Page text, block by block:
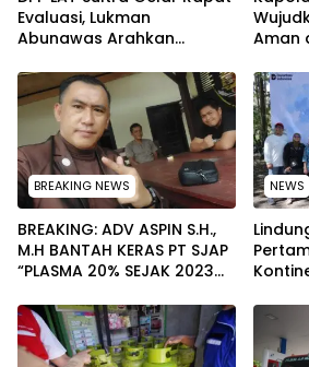
Evaluasi, Lukman
Abunawas Arahkan
Secara Rutin dan
Menyeluruh
Aman
BREAKING NEWS
BREAKING: ADV ASPIN S.H.,
M.H BANTAH KERAS PT SJAP
“PLASMA 20% SEJAK 2023
WARGA WAWOONE!
NEWS